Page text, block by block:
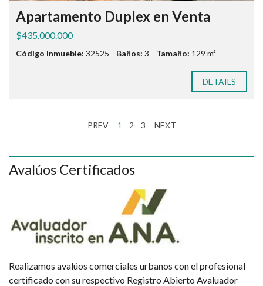
Apartamento Duplex en Venta
$435.000.000
Código Inmueble: 32525 Baños: 3 Tamaño: 129 m²
DETAILS
PREV 1 2 3 NEXT
Avalúos Certificados
Realizamos avalúos comerciales urbanos con el profesional
certificado con su respectivo Registro Abierto Avaluador